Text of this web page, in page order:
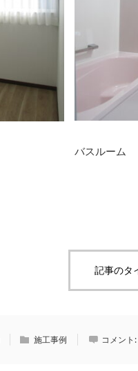
バスルーム
記事のタ
施工事例 コメント: